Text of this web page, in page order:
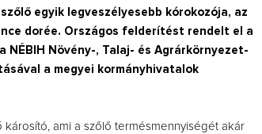
egyik legveszélyesebb kórokozója, az
dorée. Országos felderítést rendelt el a
Növény-, Talaj- és Agrárkörnyezet-
a megyei kormányhivatalok
ami a szőlő termésmennyiségét akár